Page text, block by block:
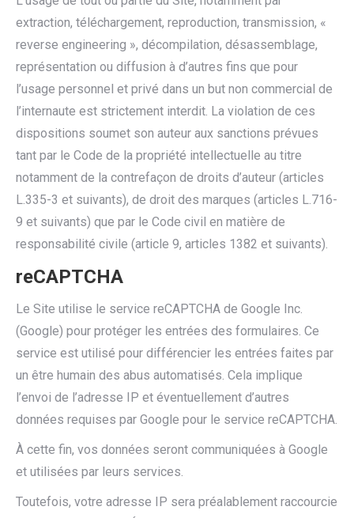
extraction, téléchargement, reproduction, transmission, «
reverse engineering », décompilation, désassemblage,
représentation ou diffusion à d’autres fins que pour
l’usage personnel et privé dans un but non commercial de
l’internaute est strictement interdit. La violation de ces
dispositions soumet son auteur aux sanctions prévues
tant par le Code de la propriété intellectuelle au titre
notamment de la contrefaçon de droits d’auteur (articles
L.335-3 et suivants), de droit des marques (articles L.716-
9 et suivants) que par le Code civil en matière de
responsabilité civile (article 9, articles 1382 et suivants).
reCAPTCHA
Le Site utilise le service reCAPTCHA de Google Inc.
(Google) pour protéger les entrées des formulaires. Ce
service est utilisé pour différencier les entrées faites par
un être humain des abus automatisés. Cela implique
l’envoi de l’adresse IP et éventuellement d’autres
données requises par Google pour le service reCAPTCHA.
À cette fin, vos données seront communiquées à Google
et utilisées par leurs services.
Toutefois, votre adresse IP sera préalablement raccourcie